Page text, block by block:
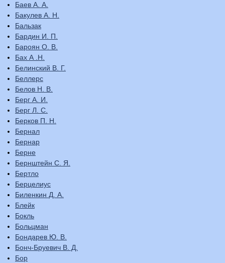
Баев А. А.
Бакулев А. Н.
Бальзак
Бардин И. П.
Бароян О. В.
Бах А .Н.
Белинский В. Г.
Беллерс
Белов Н. В.
Берг А. И.
Берг Л. С.
Берков П. Н.
Бернал
Бернар
Берне
Бернштейн С. Я.
Бертло
Берцелиус
Биленкин Д. А.
Блейк
Бокль
Больцман
Бондарев Ю. В.
Бонч-Бруевич В. Д.
Бор